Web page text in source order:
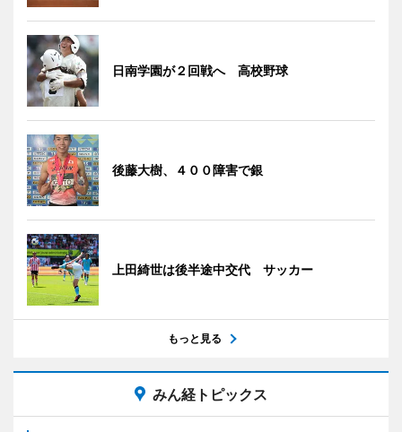
日南学園が２回戦へ 高校野球
後藤大樹、４００障害で銀
上田綺世は後半途中交代 サッカー
もっと見る
みん経トピックス